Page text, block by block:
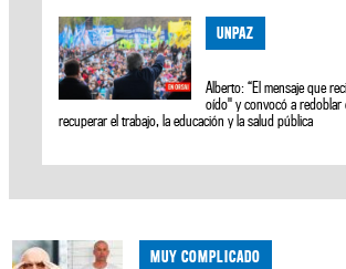
UNPAZ
Alberto: “El mensaje que
oído" y convocó a redoblar
recuperar el trabajo, la educación y la salud pública
MUY COMPLICADO